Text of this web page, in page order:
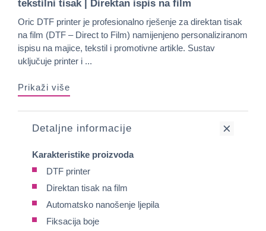
tekstilni tisak | Direktan ispis na film
Oric DTF printer je profesionalno rješenje za direktan tisak
na film (DTF – Direct to Film) namijenjeno personaliziranom
ispisu na majice, tekstil i promotivne artikle. Sustav
uključuje printer i ...
Prikaži više
Detaljne informacije
Karakteristike proizvoda
DTF printer
Direktan tisak na film
Automatsko nanošenje ljepila
Fiksacija boje